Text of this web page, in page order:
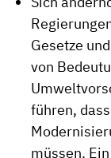
Gesetze
von
führen,
müssen.